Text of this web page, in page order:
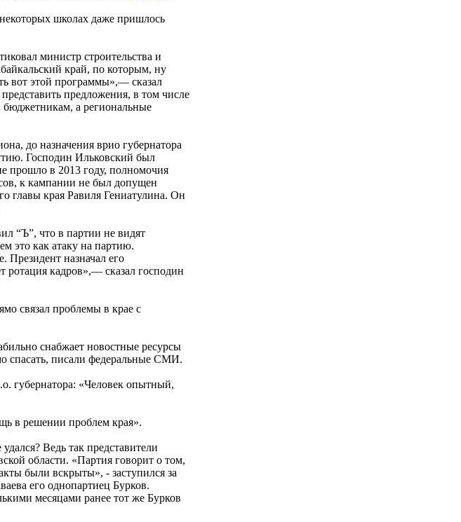
школах даже пришлось
министр строительства и
край, по которым, ну
вот этой программы»,— сказал
предложения, в том числе
а региональные
до назначения врио губернатора
Господин Ильковский был
прошло в 2013 году, полномочия
к кампании не был допущен
главы края Равиля Гениатулина. Он
“Ъ”, что в партии не видят
это как атаку на партию.
Президент назначал его
ротация кадров»,— сказал господин
связал проблемы в крае с
снабжает новостные ресурсы
спасать, писали федеральные СМИ.
губернатора: «Человек опытный,
в решении проблем края».
Ведь так представители
области. «Партия говорит о том,
были вскрыты», - заступился за
его однопартиец Бурков.
месяцами ранее тот же Бурков